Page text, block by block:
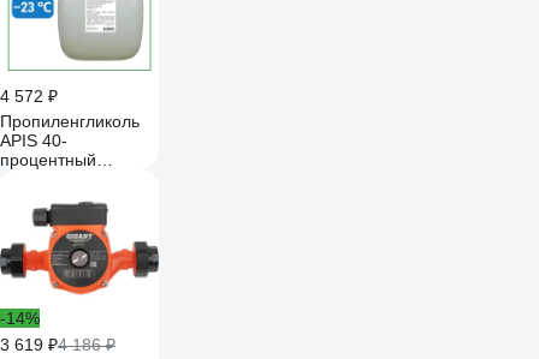
4 572 ₽
Пропиленгликоль
APIS 40-
процентный
кг RUQ-014-0009
-14%
3 619 ₽4 186 ₽